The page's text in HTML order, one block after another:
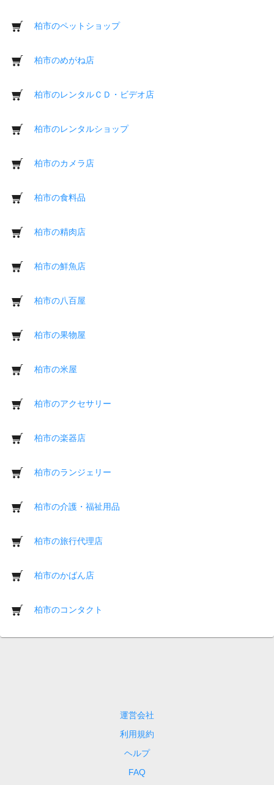
柏市のペットショップ
柏市のめがね店
柏市のレンタルＣＤ・ビデオ店
柏市のレンタルショップ
柏市のカメラ店
柏市の食料品
柏市の精肉店
柏市の鮮魚店
柏市の八百屋
柏市の果物屋
柏市の米屋
柏市のアクセサリー
柏市の楽器店
柏市のランジェリー
柏市の介護・福祉用品
柏市の旅行代理店
柏市のかばん店
柏市のコンタクト
運営会社
利用規約
ヘルプ
FAQ